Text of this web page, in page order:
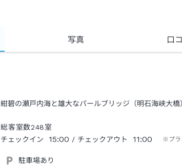
写真 口
紺碧の瀬戸内海と雄大なパールブリッジ（明石海峡大
総客室数248室
チェックイン
15:00 / チェックアウト 11:00 ※プラ
駐車場あり